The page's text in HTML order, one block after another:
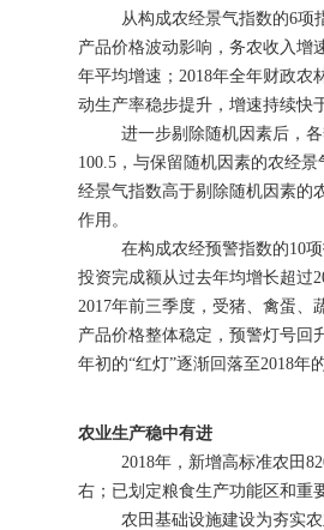
从构成农经景气指数的6项指
产品价格波动影响，务农收入增
年平均增速；2018年全年财政农
动生产率稳步提升，增速持续快
进一步剔除随机因素后，各季
100.5，与保留随机因素的农经
经景气指数高于剔除随机因素的
作用。
在构成农经预警指数的10项指
投资完成额从过去年均增长超过
2017年前三季度，受猪、禽蛋、
产品价格整体稳定，预警灯号回
年初的“红灯”逐渐回落至2018年
农业生产稳中有进
2018年，新增高标准农田
右；已划定粮食生产功能区和重
农田基础设施建设为夯实农业